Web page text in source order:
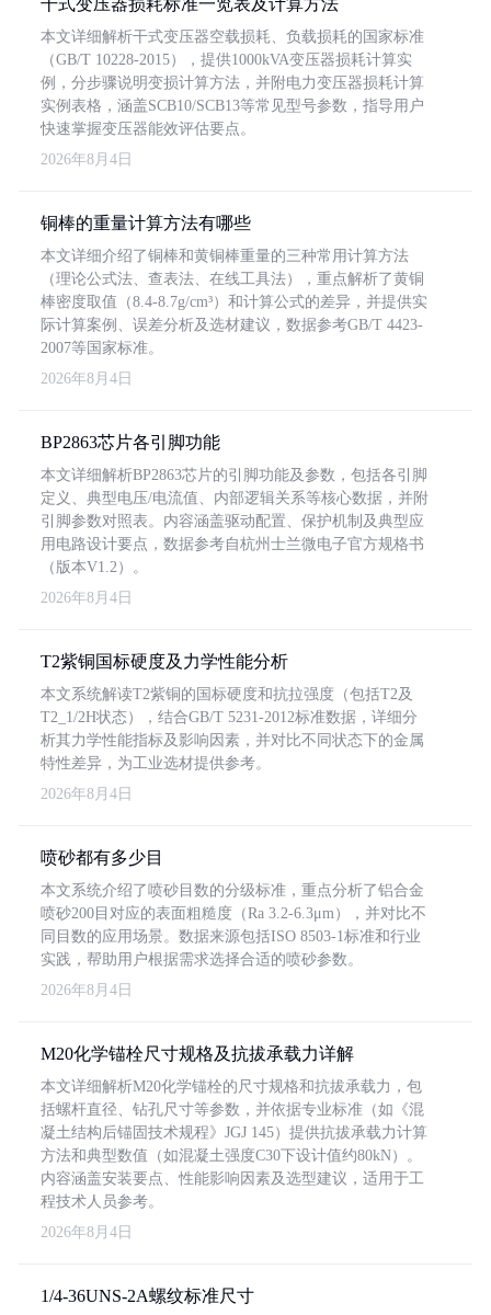
干式变压器损耗标准一览表及计算方法
本文详细解析干式变压器空载损耗、负载损耗的国家标准
（GB/T 10228-2015），提供1000kVA变压器损耗计算实
例，分步骤说明变损计算方法，并附电力变压器损耗计算
实例表格，涵盖SCB10/SCB13等常见型号参数，指导用户
快速掌握变压器能效评估要点。
2026年8月4日
铜棒的重量计算方法有哪些
本文详细介绍了铜棒和黄铜棒重量的三种常用计算方法
（理论公式法、查表法、在线工具法），重点解析了黄铜
棒密度取值（8.4-8.7g/cm³）和计算公式的差异，并提供实
际计算案例、误差分析及选材建议，数据参考GB/T 4423-
2007等国家标准。
2026年8月4日
BP2863芯片各引脚功能
本文详细解析BP2863芯片的引脚功能及参数，包括各引脚
定义、典型电压/电流值、内部逻辑关系等核心数据，并附
引脚参数对照表。内容涵盖驱动配置、保护机制及典型应
用电路设计要点，数据参考自杭州士兰微电子官方规格书
（版本V1.2）。
2026年8月4日
T2紫铜国标硬度及力学性能分析
本文系统解读T2紫铜的国标硬度和抗拉强度（包括T2及
T2_1/2H状态），结合GB/T 5231-2012标准数据，详细分
析其力学性能指标及影响因素，并对比不同状态下的金属
特性差异，为工业选材提供参考。
2026年8月4日
喷砂都有多少目
本文系统介绍了喷砂目数的分级标准，重点分析了铝合金
喷砂200目对应的表面粗糙度（Ra 3.2-6.3μm），并对比不
同目数的应用场景。数据来源包括ISO 8503-1标准和行业
实践，帮助用户根据需求选择合适的喷砂参数。
2026年8月4日
M20化学锚栓尺寸规格及抗拔承载力详解
本文详细解析M20化学锚栓的尺寸规格和抗拔承载力，包
括螺杆直径、钻孔尺寸等参数，并依据专业标准（如《混
凝土结构后锚固技术规程》JGJ 145）提供抗拔承载力计算
方法和典型数值（如混凝土强度C30下设计值约80kN）。
内容涵盖安装要点、性能影响因素及选型建议，适用于工
程技术人员参考。
2026年8月4日
1/4-36UNS-2A螺纹标准尺寸